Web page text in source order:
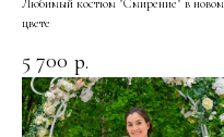
цвете
5 700 р.